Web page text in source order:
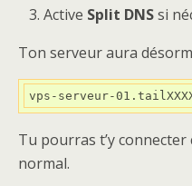
Active Split DNSsi
Ton serveur aura
vps-serveur-
Tu pourras t’y
normal.